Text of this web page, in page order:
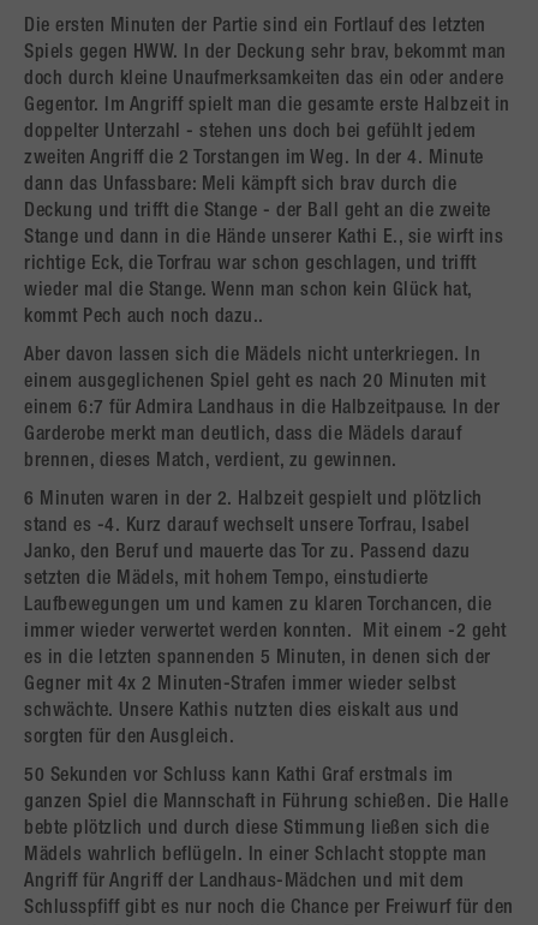
Die ersten Minuten der Partie sind ein Fortlauf des letzten
Spiels gegen HWW. In der Deckung sehr brav, bekommt man
doch durch kleine Unaufmerksamkeiten das ein oder andere
Gegentor. Im Angriff spielt man die gesamte erste Halbzeit in
doppelter Unterzahl - stehen uns doch bei gefühlt jedem
zweiten Angriff die 2 Torstangen im Weg. In der 4. Minute
dann das Unfassbare: Meli kämpft sich brav durch die
Deckung und trifft die Stange - der Ball geht an die zweite
Stange und dann in die Hände unserer Kathi E., sie wirft ins
richtige Eck, die Torfrau war schon geschlagen, und trifft
wieder mal die Stange. Wenn man schon kein Glück hat,
kommt Pech auch noch dazu..
Aber davon lassen sich die Mädels nicht unterkriegen. In
einem ausgeglichenen Spiel geht es nach 20 Minuten mit
einem 6:7 für Admira Landhaus in die Halbzeitpause. In der
Garderobe merkt man deutlich, dass die Mädels darauf
brennen, dieses Match, verdient, zu gewinnen.
6 Minuten waren in der 2. Halbzeit gespielt und plötzlich
stand es -4. Kurz darauf wechselt unsere Torfrau, Isabel
Janko, den Beruf und mauerte das Tor zu. Passend dazu
setzten die Mädels, mit hohem Tempo, einstudierte
Laufbewegungen um und kamen zu klaren Torchancen, die
immer wieder verwertet werden konnten. Mit einem -2 geht
es in die letzten spannenden 5 Minuten, in denen sich der
Gegner mit 4x 2 Minuten-Strafen immer wieder selbst
schwächte. Unsere Kathis nutzten dies eiskalt aus und
sorgten für den Ausgleich.
50 Sekunden vor Schluss kann Kathi Graf erstmals im
ganzen Spiel die Mannschaft in Führung schießen. Die Halle
bebte plötzlich und durch diese Stimmung ließen sich die
Mädels wahrlich beflügeln. In einer Schlacht stoppte man
Angriff für Angriff der Landhaus-Mädchen und mit dem
Schlusspfiff gibt es nur noch die Chance per Freiwurf für den